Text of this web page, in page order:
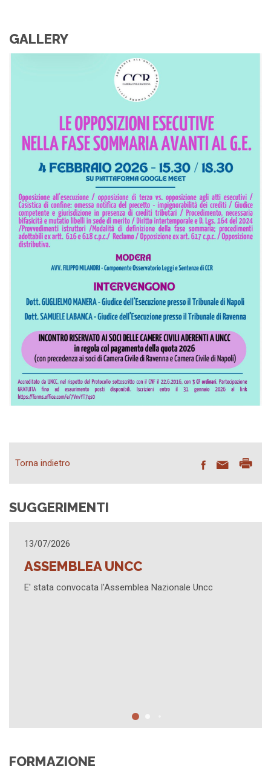
SUGGERIMENTI
Uncc
AGGIORNAMENTO
Sintesi contenuti Assemblea 3 marzo 2026 -
GALLERY
Torna indietro
FORMAZIONE